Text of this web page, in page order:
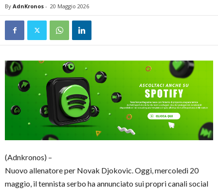
By AdnKronos - 20 Maggio 2026
(Adnkronos) –
Nuovo allenatore per Novak Djokovic. Oggi, mercoledì 20
maggio, il tennista serbo ha annunciato sui propri canali social